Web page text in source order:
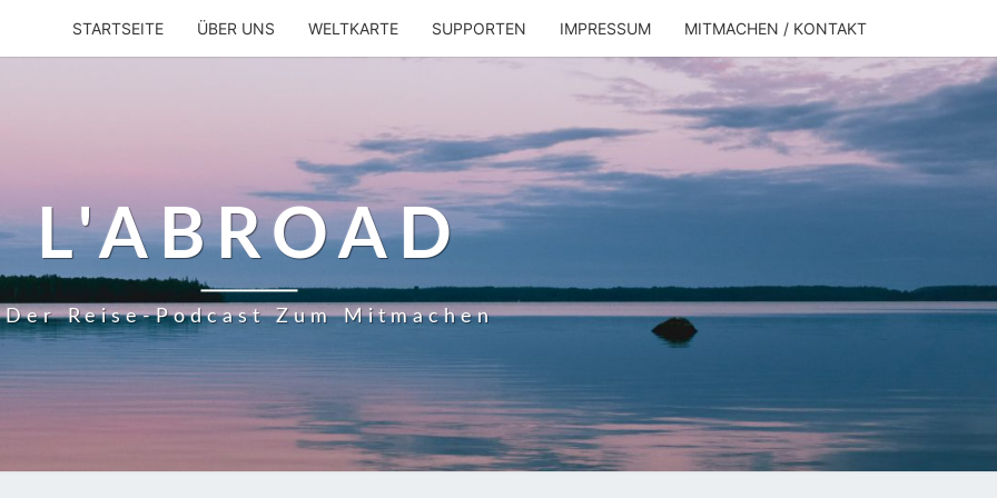
STARTSEITE ÜBER UNS WELTKARTE SUPPORTEN IMPRESSUM MITMACHEN / KONTAKT
L'ABROAD
Der Reise-Podcast Zum Mitmachen